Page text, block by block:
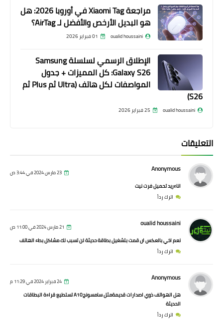
مراجعة Xiaomi Tag في أوروبا 2026: هل
هو البديل الأرخص والأفضل لـ AirTag؟
oualid houssaini 01 فبراير 2026
الإطلاق الرسمي لسلسلة Samsung
Galaxy S26: كل المميزات + جدول
المواصفات لكل هاتف (Ultra ثم Plus ثم
S26)
oualid houssaini 25 فبراير 2026
التعليقات
Anonymous 23 مارس 2024 في 3:44 ص
اناءريد تحميل فرت نيت
اترك رداً
oualid houssaini 21 مارس 2024 في 11:00 ص
نعم اخي بالعكس ان قمت بتشغيل بطاقة حديثة لن تسبب لك مشاكل بطء الهاتف
اترك رداً
Anonymous 24 فبراير 2024 في 11:29 م
هل الهواتف ذوي اصدارات قديمةمثل سامسونجA10 تستطيع قراءة البطاقات
الحديثة
اترك رداً